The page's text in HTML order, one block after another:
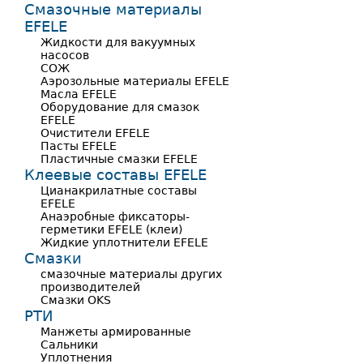
Смазочные материалы
EFELE
Жидкости для вакуумных
насосов
СОЖ
Аэрозольные материалы EFELE
Масла EFELE
Оборудование для смазок
EFELE
Очистители EFELE
Пасты EFELE
Пластичные смазки EFELE
Клеевые составы EFELE
Цианакрилатные составы
EFELE
Анаэробные фиксаторы-
герметики EFELE (клеи)
Жидкие уплотнители EFELE
Смазки
смазочные материалы других
производителей
Смазки OKS
РТИ
Манжеты армированные
Сальники
Уплотнения